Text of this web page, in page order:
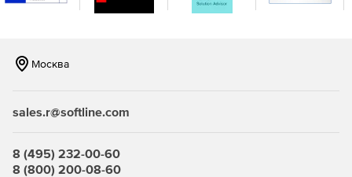
Москва
sales.r@softline.com
8 (495) 232-00-60
8 (800) 200-08-60